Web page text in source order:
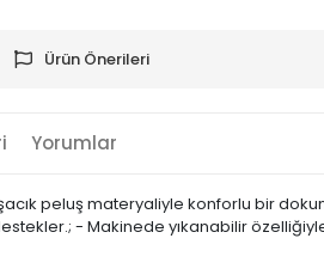
Ürün Önerileri
Yorumlar
peluş materyaliyle konforlu bir
- Makinede yıkanabilir